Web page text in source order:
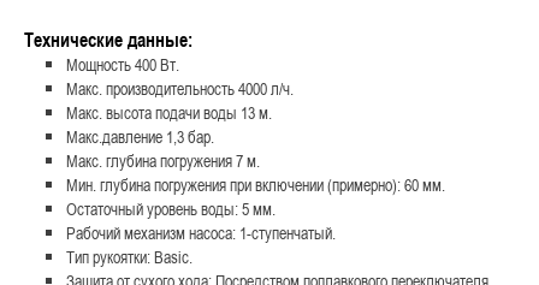
Технические данные:
Мощность 400 Вт.
Макс. производительность 4000 л/ч.
Макс. высота подачи воды 13 м.
Макс.давление 1,3 бар.
Макс. глубина погружения 7 м.
Мин. глубина погружения при включении (примерно): 60 мм.
Остаточный уровень воды: 5 мм.
Рабочий механизм насоса: 1-ступенчатый.
Тип рукоятки: Basic.